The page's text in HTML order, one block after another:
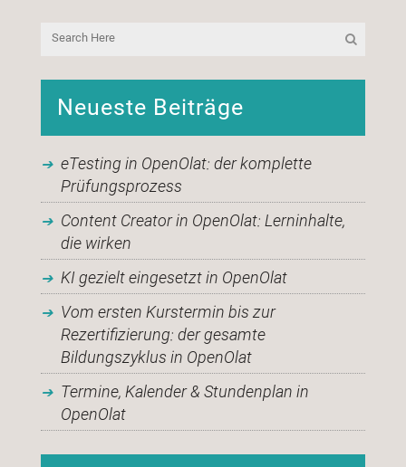
Neueste Beiträge
eTesting in OpenOlat: der komplette
Prüfungsprozess
Content Creator in OpenOlat: Lerninhalte,
die wirken
KI gezielt eingesetzt in OpenOlat
Vom ersten Kurstermin bis zur
Rezertifizierung: der gesamte
Bildungszyklus in OpenOlat
Termine, Kalender & Stundenplan in
OpenOlat